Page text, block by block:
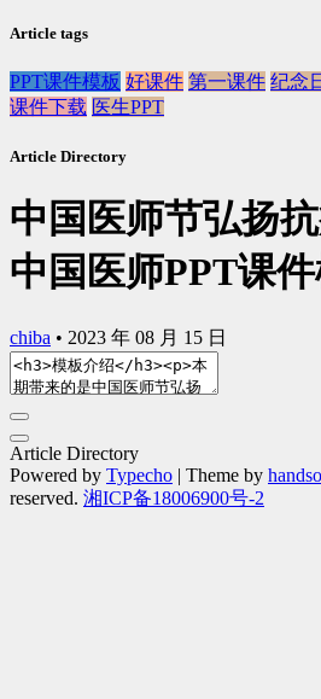
Article tags
PPT课件模板 好课件 第一课件 纪念
课件下载 医生PPT
Article Directory
中国医师节弘扬
中国医师PPT课
chiba • 2023 年 08 月 15 日
Article Directory
Powered by Typecho | Theme by
reserved. 湘ICP备18006900号-2